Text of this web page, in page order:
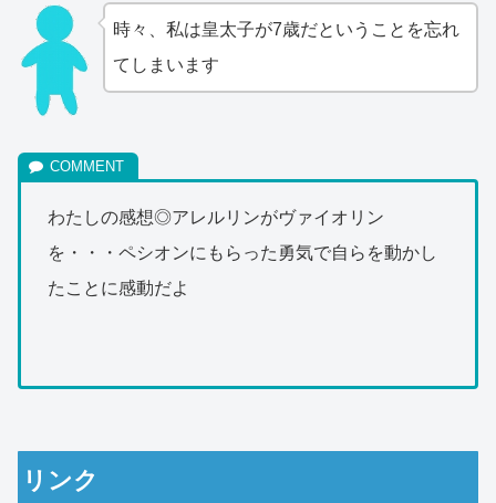
時々、私は皇太子が7歳だということを忘れ
てしまいます
わたしの感想◎アレルリンがヴァイオリン
を・・・ペシオンにもらった勇気で自らを動かし
たことに感動だよ
リンク